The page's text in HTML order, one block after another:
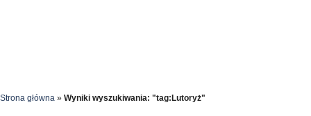
Strona główna » Wyniki wyszukiwania: "tag:Lutoryż"